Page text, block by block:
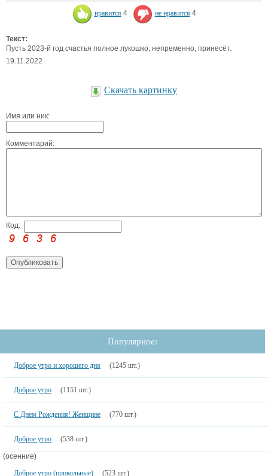
нравится 4 не нравится 4
Текст:
Пусть 2023-й год счастья полное лукошко, непременно, принесёт.
19.11.2022
Скачать картинку
Имя или ник:
Комментарий:
Код:
Популярное:
Доброе утро и хорошего дня (1245 шт.)
Доброе утро (1151 шт.)
С Днем Рождения! Женщине (770 шт.)
Доброе утро (538 шт.)
(осенние)
Доброе утро (прикольные)
(523 шт.)